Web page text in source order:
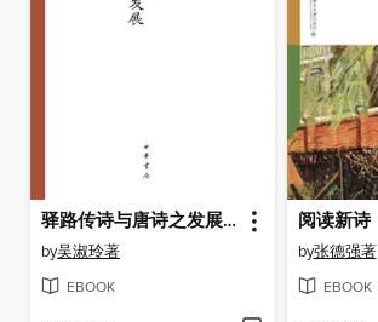
驿路传诗与唐诗之发展（精）
by吴淑玲著
EBOOK
阅读新诗
by张德强著
EBOOK